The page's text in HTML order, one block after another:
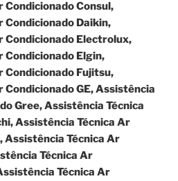
Consul,
Condicionado Daikin,
Condicionado Electrolux,
Condicionado Elgin,
Condicionado Fujitsu,
GE, Assistência
Gree, Assistência Técnica
Assistência Técnica Ar
Assistência Técnica Ar
Técnica Ar
Técnica Ar